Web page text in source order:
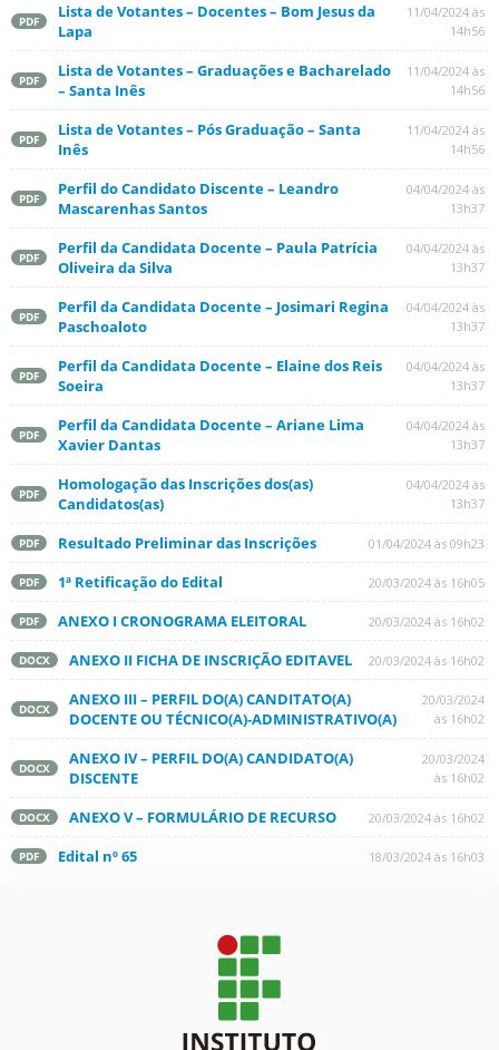
PDF
Lista de Votantes – Docentes – Bom Jesus da
Lapa
11/04/2024 às
14h56
PDF
Lista de Votantes – Graduações e Bacharelado
– Santa Inês
11/04/2024 às
14h56
PDF
Lista de Votantes – Pós Graduação – Santa
Inês
11/04/2024 às
14h56
PDF
Perfil do Candidato Discente – Leandro
Mascarenhas Santos
04/04/2024 às
13h37
PDF
Perfil da Candidata Docente – Paula Patrícia
Oliveira da Silva
04/04/2024 às
13h37
PDF
Perfil da Candidata Docente – Josimari Regina
Paschoaloto
04/04/2024 às
13h37
PDF
Perfil da Candidata Docente – Elaine dos Reis
Soeira
04/04/2024 às
13h37
PDF
Perfil da Candidata Docente – Ariane Lima
Xavier Dantas
04/04/2024 às
13h37
PDF
Homologação das Inscrições dos(as)
Candidatos(as)
04/04/2024 às
13h37
PDF Resultado Preliminar das Inscrições 01/04/2024 às 09h23
PDF 1ª Retificação do Edital 20/03/2024 às 16h05
PDF ANEXO I CRONOGRAMA ELEITORAL 20/03/2024 às 16h02
DOCX ANEXO II FICHA DE INSCRIÇÃO EDITAVEL 20/03/2024 às 16h02
DOCX
ANEXO III – PERFIL DO(A) CANDITATO(A)
DOCENTE OU TÉCNICO(A)-ADMINISTRATIVO(A)
20/03/2024
às 16h02
DOCX
ANEXO IV – PERFIL DO(A) CANDIDATO(A)
DISCENTE
20/03/2024
às 16h02
DOCX ANEXO V – FORMULÁRIO DE RECURSO 20/03/2024 às 16h02
PDF Edital nº 65 18/03/2024 às 16h03